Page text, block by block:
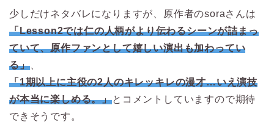
少しだけネタバレになりますが、原作者のsoraさんは
「Lesson2では仁の人柄がより伝わるシーンが詰まっ
ていて、原作ファンとして嬉しい演出も加わってい
る」、
「1期以上に主役の2人のキレッキレの漫才…いえ演技
が本当に楽しめる。」とコメントしていますので期待
できそうです。